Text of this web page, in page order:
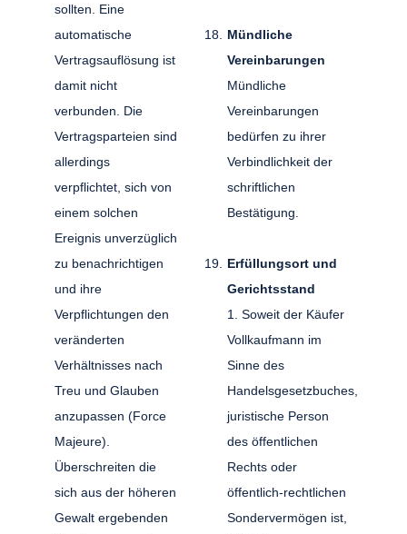
sollten. Eine
automatische
Vertragsauflösung ist
damit nicht
verbunden. Die
Vertragsparteien sind
allerdings
verpflichtet, sich von
einem solchen
Ereignis unverzüglich
zu benachrichtigen
und ihre
Verpflichtungen den
veränderten
Verhältnisses nach
Treu und Glauben
anzupassen (Force
Majeure).
Überschreiten die
sich aus der höheren
Gewalt ergebenden
Mündliche
Vereinbarungen
Mündliche
Vereinbarungen
bedürfen zu ihrer
Verbindlichkeit der
schriftlichen
Bestätigung.
Erfüllungsort und
Gerichtsstand
1. Soweit der Käufer
Vollkaufmann im
Sinne des
Handelsgesetzbuches,
juristische Person
des öffentlichen
Rechts oder
öffentlich-rechtlichen
Sondervermögen ist,